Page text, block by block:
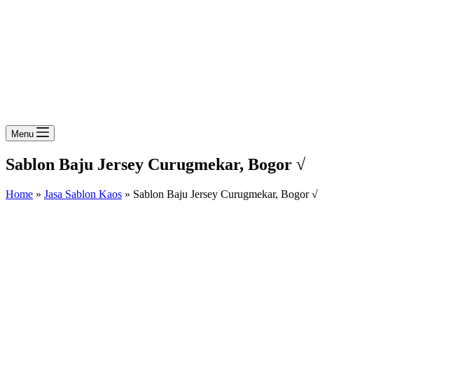
Menu
Sablon Baju Jersey Curugmekar, Bogor √
Home » Jasa Sablon Kaos » Sablon Baju Jersey Curugmekar, Bogor √